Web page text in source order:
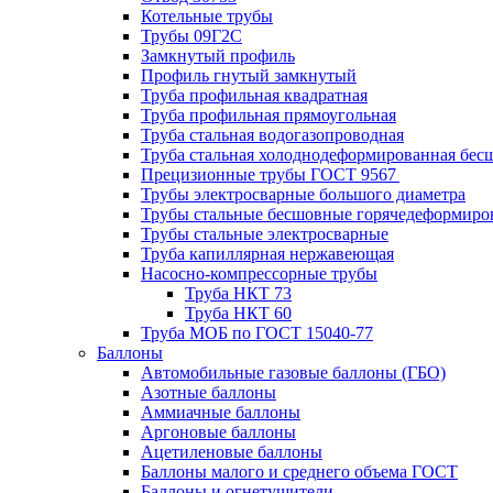
Котельные трубы
Трубы 09Г2С
Замкнутый профиль
Профиль гнутый замкнутый
Труба профильная квадратная
Труба профильная прямоугольная
Труба стальная водогазопроводная
Труба стальная холоднодеформированная
Прецизионные трубы ГОСТ 9567
Трубы электросварные большого диаметра
Трубы стальные бесшовные
Трубы стальные электросварные
Труба капиллярная нержавеющая
Насосно-компрессорные трубы
Труба НКТ 73
Труба НКТ 60
Труба МОБ по ГОСТ 15040-77
Баллоны
Автомобильные газовые баллоны (ГБО)
Азотные баллоны
Аммиачные баллоны
Аргоновые баллоны
Ацетиленовые баллоны
Баллоны малого и среднего объема ГОСТ